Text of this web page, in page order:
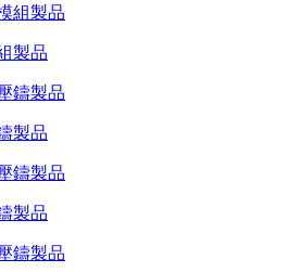
製品
製品
製品